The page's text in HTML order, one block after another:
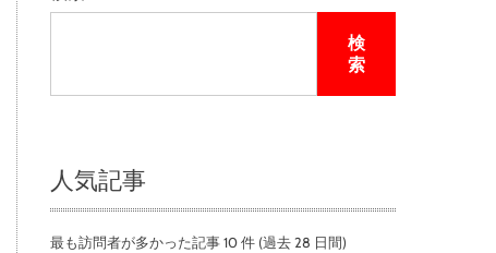
検
索
人気記事
最も訪問者が多かった記事 10 件 (過去 28 日間)